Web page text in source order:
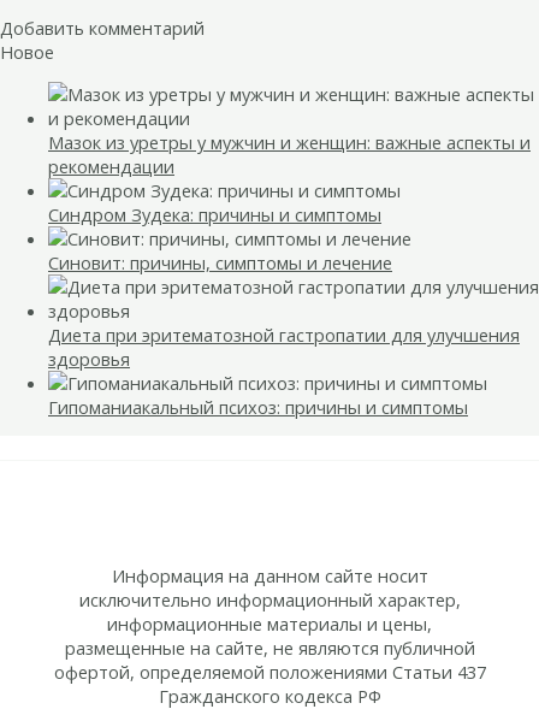
Добавить комментарий
Новое
Мазок из уретры у мужчин и женщин: важные аспекты и
рекомендации
Синдром Зудека: причины и симптомы
Синовит: причины, симптомы и лечение
Диета при эритематозной гастропатии для улучшения
здоровья
Гипоманиакальный психоз: причины и симптомы
Информация на данном сайте носит
исключительно информационный характер,
информационные материалы и цены,
размещенные на сайте, не являются публичной
офертой, определяемой положениями Статьи 437
Гражданского кодекса РФ